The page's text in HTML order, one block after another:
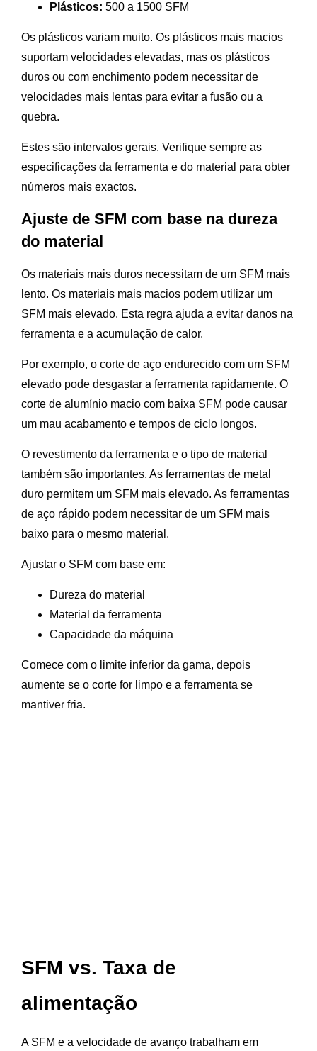
Plásticos: 500 a 1500 SFM
Os plásticos variam muito. Os plásticos mais macios
suportam velocidades elevadas, mas os plásticos
duros ou com enchimento podem necessitar de
velocidades mais lentas para evitar a fusão ou a
quebra.
Estes são intervalos gerais. Verifique sempre as
especificações da ferramenta e do material para obter
números mais exactos.
Ajuste de SFM com base na dureza
do material
Os materiais mais duros necessitam de um SFM mais
lento. Os materiais mais macios podem utilizar um
SFM mais elevado. Esta regra ajuda a evitar danos na
ferramenta e a acumulação de calor.
Por exemplo, o corte de aço endurecido com um SFM
elevado pode desgastar a ferramenta rapidamente. O
corte de alumínio macio com baixa SFM pode causar
um mau acabamento e tempos de ciclo longos.
O revestimento da ferramenta e o tipo de material
também são importantes. As ferramentas de metal
duro permitem um SFM mais elevado. As ferramentas
de aço rápido podem necessitar de um SFM mais
baixo para o mesmo material.
Ajustar o SFM com base em:
Dureza do material
Material da ferramenta
Capacidade da máquina
Comece com o limite inferior da gama, depois
aumente se o corte for limpo e a ferramenta se
mantiver fria.
SFM vs. Taxa de
alimentação
A SFM e a velocidade de avanço trabalham em